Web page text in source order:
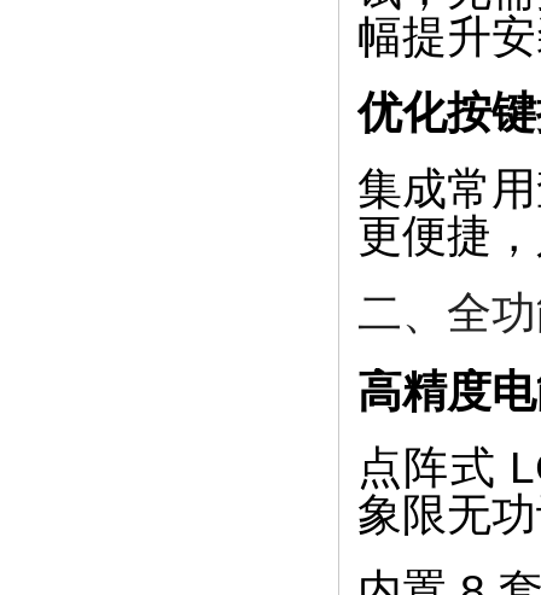
幅提升
优化按
集成常
更便捷
二、全
高精度
点阵式
象限无